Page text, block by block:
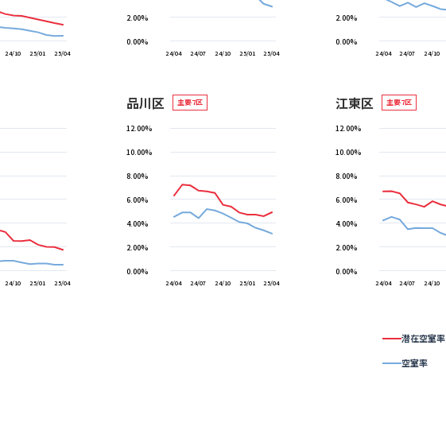
24/10 25/01 25/04
0.00%
2.00%
24/04 24/07 24/10 25/01 25/04
0.00%
2.00%
24/04 24/07 24/10
24/10 25/01 25/04
品川区 主要7区
0.00%
2.00%
4.00%
6.00%
8.00%
10.00%
12.00%
24/04 24/07 24/10 25/01 25/04
江東区 主要7区
0.00%
2.00%
4.00%
6.00%
8.00%
10.00%
12.00%
24/04 24/07 24/10
潜在空室率
空室率